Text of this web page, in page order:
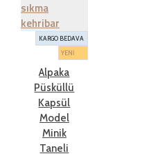
KARGO BEDAVA
YENİ
Alpaka
Püsküllü
Kapsül
Model
Minik
Taneli